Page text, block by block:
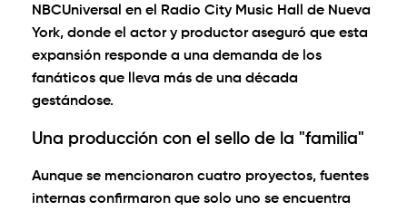
NBCUniversal en el Radio City Music Hall de Nueva
York, donde el actor y productor aseguró que esta
expansión responde a una demanda de los
fanáticos que lleva más de una década
gestándose.
Una producción con el sello de la "familia"
Aunque se mencionaron cuatro proyectos, fuentes
internas confirmaron que solo uno se encuentra